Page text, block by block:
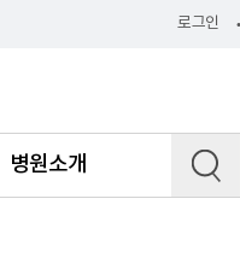
로그인
병원소개